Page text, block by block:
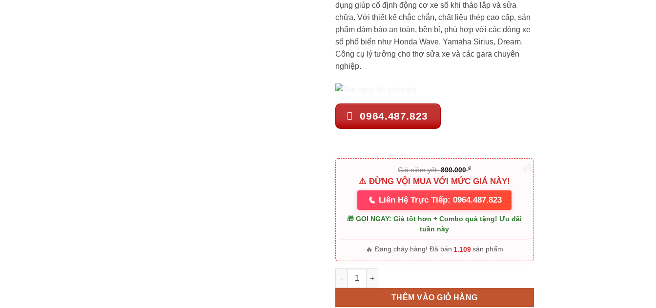
dụng giúp cố định động cơ xe số khi tháo lắp và sửa
chữa. Với thiết kế chắc chắn, chất liệu thép cao cấp, sản
phẩm đảm bảo an toàn, bền bỉ, phù hợp với các dòng xe
số phổ biến như Honda Wave, Yamaha Sirius, Dream.
Công cụ lý tưởng cho thợ sửa xe và các gara chuyên
nghiệp.
0964.487.823
Giá niêm yết:800.000₫
⚠️ ĐỪNG VỘI MUA VỚI MỨC GIÁ NÀY!
📞 Liên Hệ Trực Tiếp: 0964.487.823
🎁 GỌI NGAY: Giá tốt hơn + Combo quà tặng! Ưu đãi
tuần này
🔥 Đang cháy hàng! Đã bán 1.109 sản phẩm
Giá đỡ động cơ sửa chữa xe số số lượng
THÊM VÀO GIỎ HÀNG